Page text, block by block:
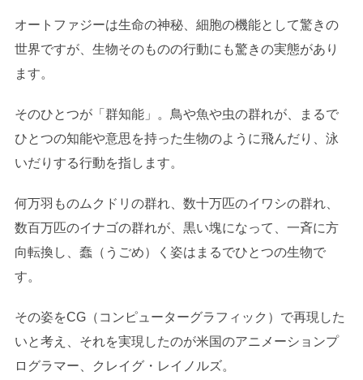
オートファジーは生命の神秘、細胞の機能として驚きの
世界ですが、生物そのものの行動にも驚きの実態があり
ます。
そのひとつが「群知能」。鳥や魚や虫の群れが、まるで
ひとつの知能や意思を持った生物のように飛んだり、泳
いだりする行動を指します。
何万羽ものムクドリの群れ、数十万匹のイワシの群れ、
数百万匹のイナゴの群れが、黒い塊になって、一斉に方
向転換し、蠢（うごめ）く姿はまるでひとつの生物で
す。
その姿をCG（コンピューターグラフィック）で再現した
いと考え、それを実現したのが米国のアニメーションプ
ログラマー、クレイグ・レイノルズ。